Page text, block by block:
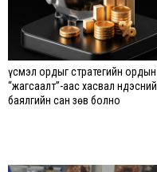
Үүсмэл ордыг стратегийн ордын
“жагсаалт”-аас хасвал Үндэсний
баялгийн сан зөв болно